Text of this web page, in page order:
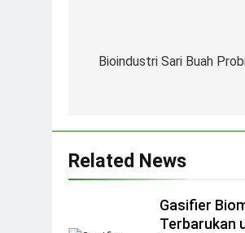
pos
Bioindustri Sari Buah
Related News
Gasifier
Terbarukan